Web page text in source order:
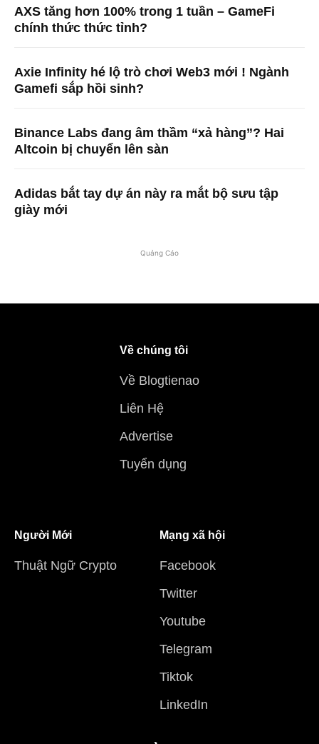
AXS tăng hơn 100% trong 1 tuần – GameFi
chính thức thức tỉnh?
Axie Infinity hé lộ trò chơi Web3 mới ! Ngành
Gamefi sắp hồi sinh?
Binance Labs đang âm thầm “xả hàng”? Hai
Altcoin bị chuyển lên sàn
Adidas bắt tay dự án này ra mắt bộ sưu tập
giày mới
Quảng Cáo
Về chúng tôi
Về Blogtienao
Liên Hệ
Advertise
Tuyển dụng
Người Mới
Thuật Ngữ Crypto
Mạng xã hội
Facebook
Twitter
Youtube
Telegram
Tiktok
LinkedIn